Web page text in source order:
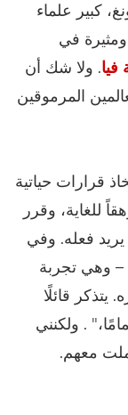
كبير علماء
في
فيا. ولا شك أن
المرموقين
قرارات حياتية
للغاية، وقرر
فعله. وفي
– وهي تجربة
قائلًا
. ولكنني
معهم.